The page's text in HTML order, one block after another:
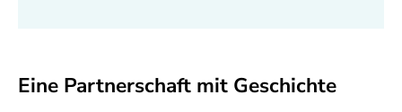
Eine Partnerschaft mit Geschichte